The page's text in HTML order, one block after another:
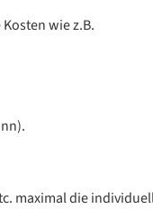
wie z.B.
maximal die